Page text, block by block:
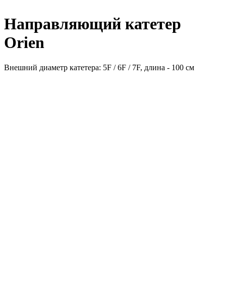
Направляющий катетер
Orien
Внешний диаметр катетера: 5F / 6F / 7F, длина - 100 см